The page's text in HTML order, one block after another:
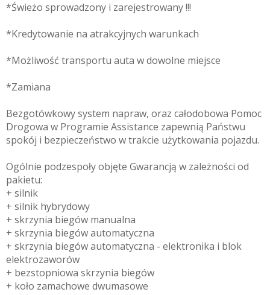
*Świeżo sprowadzony i zarejestrowany !!!
*Kredytowanie na atrakcyjnych warunkach
*Możliwość transportu auta w dowolne miejsce
*Zamiana
Bezgotówkowy system napraw, oraz całodobowa Pomoc
Drogowa w Programie Assistance zapewnią Państwu
spokój i bezpieczeństwo w trakcie użytkowania pojazdu.
Ogólnie podzespoły objęte Gwarancją w zależności od
pakietu:
+ silnik
+ silnik hybrydowy
+ skrzynia biegów manualna
+ skrzynia biegów automatyczna
+ skrzynia biegów automatyczna - elektronika i blok
elektrozaworów
+ bezstopniowa skrzynia biegów
+ koło zamachowe dwumasowe